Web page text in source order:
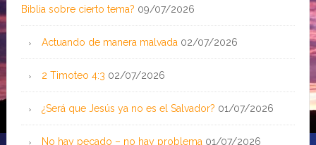
Biblia sobre cierto tema? 09/07/2026
Actuando de manera malvada 02/07/2026
2 Timoteo 4:3 02/07/2026
¿Será que Jesús ya no es el Salvador? 01/07/2026
No hay pecado – no hay problema 01/07/2026